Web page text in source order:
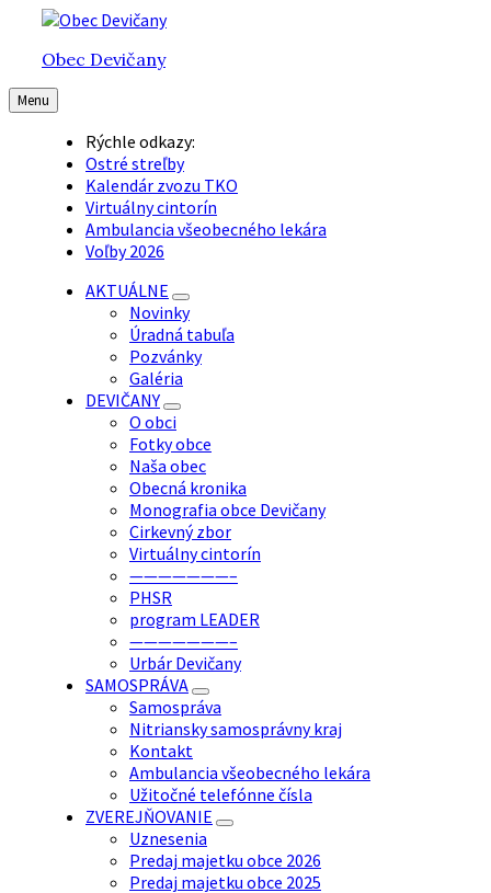
Preskočiť
obsah
Preskočiť
hlavnú
navigáciu
Preskočiť
pätičkuObec Devičany
Menu
Rýchle odkazy:
Ostré streľby
Kalendár zvozu TKO
Virtuálny cintorín
Ambulancia všeobecného lekára
Voľby 2026
AKTUÁLNE
Novinky
Úradná tabuľa
Pozvánky
Galéria
DEVIČANY
O obci
Fotky obce
Naša obec
Obecná kronika
Monografia obce Devičany
Cirkevný zbor
Virtuálny cintorín
———————–
PHSR
program LEADER
———————–
Urbár Devičany
SAMOSPRÁVA
Samospráva
Nitriansky samosprávny kraj
Kontakt
Ambulancia všeobecného lekára
Užitočné telefónne čísla
ZVEREJŇOVANIE
Uznesenia
Predaj majetku obce 2026
Predaj majetku obce 2025